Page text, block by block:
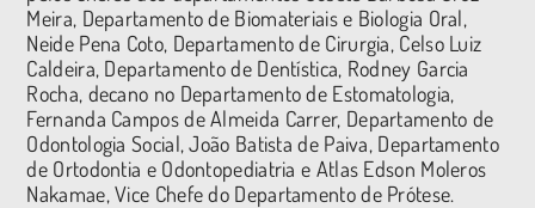
Meira, Departamento de Biomateriais e Biologia Oral,
Neide Pena Coto, Departamento de Cirurgia, Celso Luiz
Caldeira, Departamento de Dentística, Rodney Garcia
Rocha, decano no Departamento de Estomatologia,
Fernanda Campos de Almeida Carrer, Departamento de
Odontologia Social, João Batista de Paiva, Departamento
de Ortodontia e Odontopediatria e Atlas Edson Moleros
Nakamae, Vice Chefe do Departamento de Prótese.